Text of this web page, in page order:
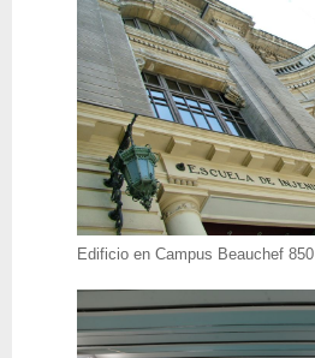
Edificio en Campus Beauchef 850